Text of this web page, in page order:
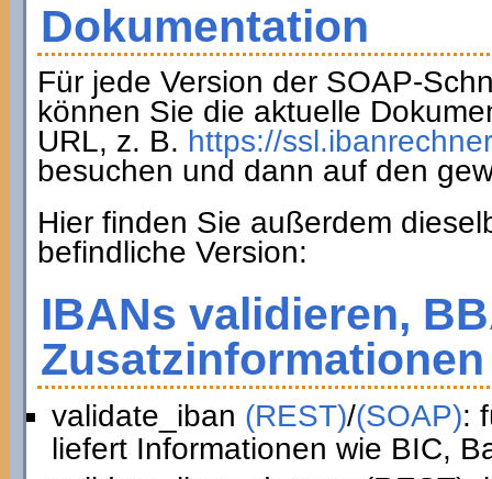
Dokumentation
Für jede Version der SOAP-
können Sie die aktuelle
URL, z. B. https://
besuchen und dann auf den
Hier finden Sie außerdem
befindliche Version:
IBANs validieren,
validate_iban (REST)/(SOAP):
liefert Informationen wie BIC,